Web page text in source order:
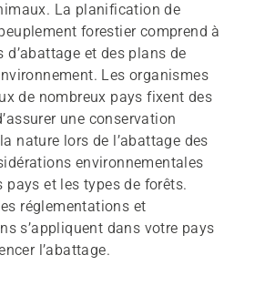
La planification de
peuplement forestier comprend à
d’abattage et des plans de
Les organismes
de nombreux pays fixent des
une conservation
nature lors de l’abattage des
environnementales
pays et les types de forêts.
réglementations et
s’appliquent dans votre pays
l’abattage.